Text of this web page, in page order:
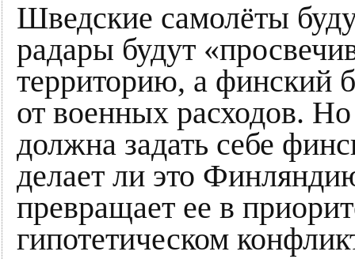
Шведские самолёты
радары будут
территорию, а финский
от военных расходов.
должна задать себе
делает ли это
превращает ее в
гипотетическом